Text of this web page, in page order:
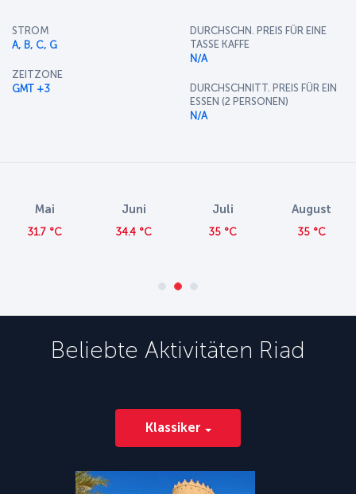
STROM
A, B, C, G
ZEITZONE
GMT +3
DURCHSCHN. PREIS FÜR EINE
TASSE KAFFE
N/A
DURCHSCHNITT. PREIS FÜR EIN
ESSEN (2 PERSONEN)
N/A
Mai
31.7 °C
Juni
34.4 °C
Juli
35 °C
August
35 °C
Beliebte Aktivitäten Riad
Klassiker